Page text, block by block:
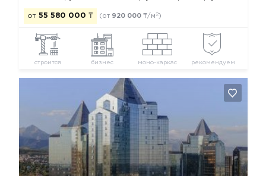
от 55 580 000 ₸ (от 920 000 ₸/м 2)
строится бизнес моно-каркас рекомендуем